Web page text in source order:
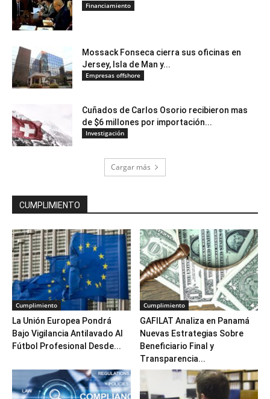
Financiamiento
Mossack Fonseca cierra sus oficinas en
Jersey, Isla de Man y...
Empresas offshore
Cuñados de Carlos Osorio recibieron mas
de $6 millones por importación...
Investigación
Cargar más
CUMPLIMIENTO
Cumplimiento
La Unión Europea Pondrá
Bajo Vigilancia Antilavado Al
Fútbol Profesional Desde...
Cumplimiento
GAFILAT Analiza en Panamá
Nuevas Estrategias Sobre
Beneficiario Final y
Transparencia...